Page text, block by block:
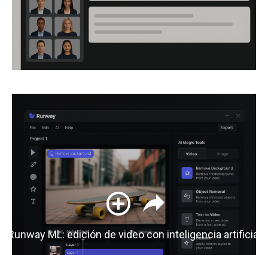
Runway ML: edición de video con inteligencia artificial